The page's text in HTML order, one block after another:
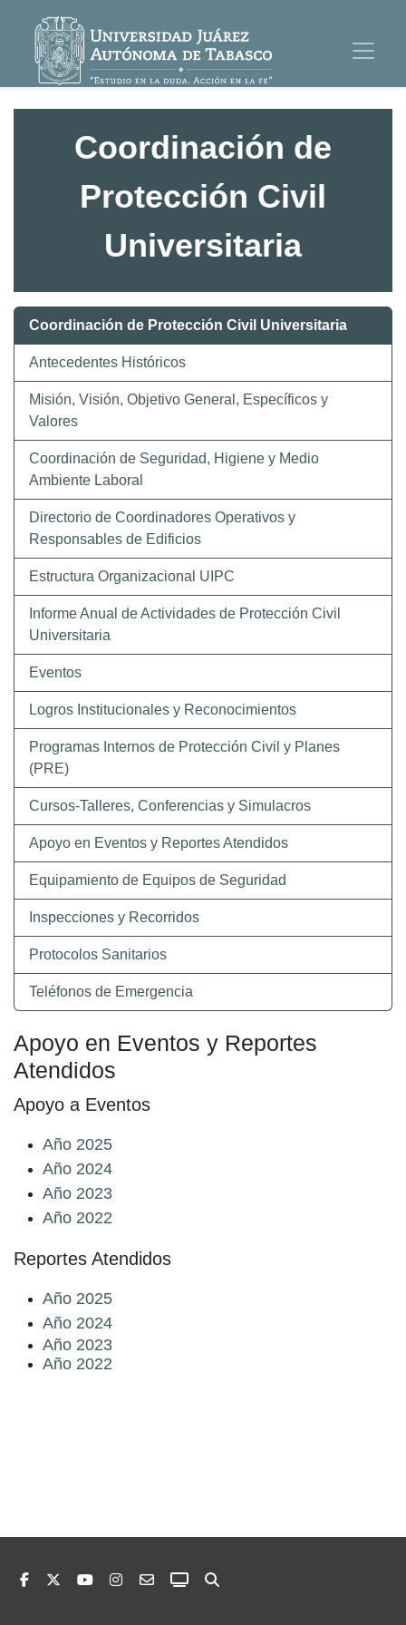
Coordinación de
Protección Civil
Universitaria
Coordinación de Protección Civil Universitaria
Antecedentes Históricos
Misión, Visión, Objetivo General, Específicos y
Valores
Coordinación de Seguridad, Higiene y Medio
Ambiente Laboral
Directorio de Coordinadores Operativos y
Responsables de Edificios
Estructura Organizacional UIPC
Informe Anual de Actividades de Protección Civil
Universitaria
Eventos
Logros Institucionales y Reconocimientos
Programas Internos de Protección Civil y Planes
(PRE)
Cursos-Talleres, Conferencias y Simulacros
Apoyo en Eventos y Reportes Atendidos
Equipamiento de Equipos de Seguridad
Inspecciones y Recorridos
Protocolos Sanitarios
Teléfonos de Emergencia
Apoyo en Eventos y Reportes
Atendidos
Apoyo a Eventos
Año 2025
Año 2024
Año 2023
Año 2022
Reportes Atendidos
Año 2025
Año 2024
Año 2023
Año 2022